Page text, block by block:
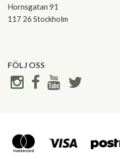
Hornsgatan 91
117 26 Stockholm
FÖLJ OSS